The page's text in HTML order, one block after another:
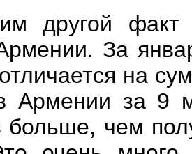
другой факт
За
на
Армении за 9
больше, чем